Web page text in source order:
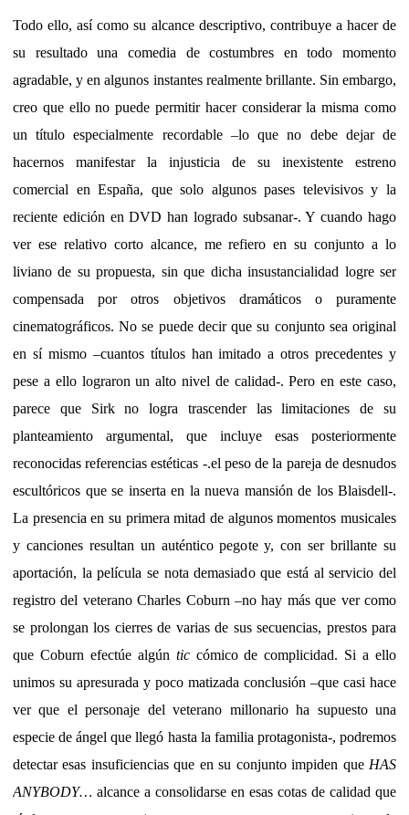
Todo ello, así como su alcance descriptivo, contribuye a hacer de
su resultado una comedia de costumbres en todo momento
agradable, y en algunos instantes realmente brillante. Sin embargo,
creo que ello no puede permitir hacer considerar la misma como
un título especialmente recordable –lo que no debe dejar de
hacernos manifestar la injusticia de su inexistente estreno
comercial en España, que solo algunos pases televisivos y la
reciente edición en DVD han logrado subsanar-. Y cuando hago
ver ese relativo corto alcance, me refiero en su conjunto a lo
liviano de su propuesta, sin que dicha insustancialidad logre ser
compensada por otros objetivos dramáticos o puramente
cinematográficos. No se puede decir que su conjunto sea original
en sí mismo –cuantos títulos han imitado a otros precedentes y
pese a ello lograron un alto nivel de calidad-. Pero en este caso,
parece que Sirk no logra trascender las limitaciones de su
planteamiento argumental, que incluye esas posteriormente
reconocidas referencias estéticas -.el peso de la pareja de desnudos
escultóricos que se inserta en la nueva mansión de los Blaisdell-.
La presencia en su primera mitad de algunos momentos musicales
y canciones resultan un auténtico pegote y, con ser brillante su
aportación, la película se nota demasiado que está al servicio del
registro del veterano Charles Coburn –no hay más que ver como
se prolongan los cierres de varias de sus secuencias, prestos para
que Coburn efectúe algún ticcómico de complicidad. Si a ello
unimos su apresurada y poco matizada conclusión –que casi hace
ver que el personaje del veterano millonario ha supuesto una
especie de ángel que llegó hasta la familia protagonista-, podremos
detectar esas insuficiencias que en su conjunto impiden que HAS
ANYBODY… alcance a consolidarse en esas cotas de calidad que